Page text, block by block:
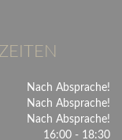
Nach Absprache!
Nach Absprache!
Nach Absprache!
16:00 - 18:30